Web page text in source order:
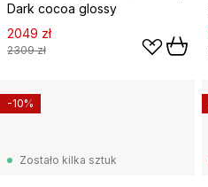
Dark cocoa glossy
2049 zł
2309 zł
Zostało kilka sztuk
-10%